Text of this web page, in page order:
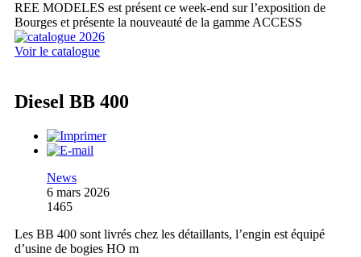
REE MODELES est présent ce week-end sur l’exposition de
Bourges et présente la nouveauté de la gamme ACCESS
Voir le catalogue
Diesel BB 400
News
6 mars 2026
1465
Les BB 400 sont livrés chez les détaillants, l’engin est équipé
d’usine de bogies HO m